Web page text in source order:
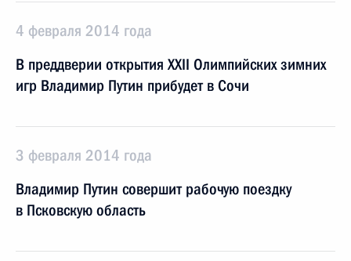
4 февраля 2014 года
В преддверии открытия XXII Олимпийских зимних
игр Владимир Путин прибудет в Сочи
3 февраля 2014 года
Владимир Путин совершит рабочую поездку
в Псковскую область